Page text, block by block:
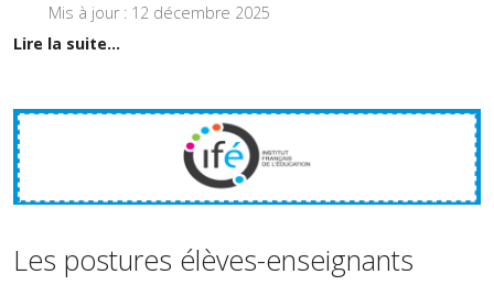
Mis à jour : 12 décembre 2025
Lire la suite...
Les postures élèves-enseignants